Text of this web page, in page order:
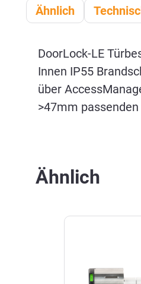
Ähnlich
DoorLock-LE
Innen IP55
über
>47mm
Ähnlich
Produktgalerie